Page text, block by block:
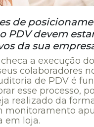
de
PDV devem
da sua
a execução
colaboradores
de PDV é
esse processo,
realizado da
monitoramento
em loja.